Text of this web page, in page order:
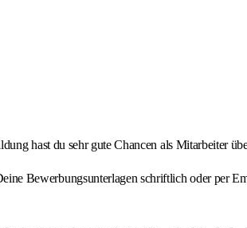
hast du sehr gute Chancen als Mitarbeiter
Bewerbungsunterlagen schriftlich oder